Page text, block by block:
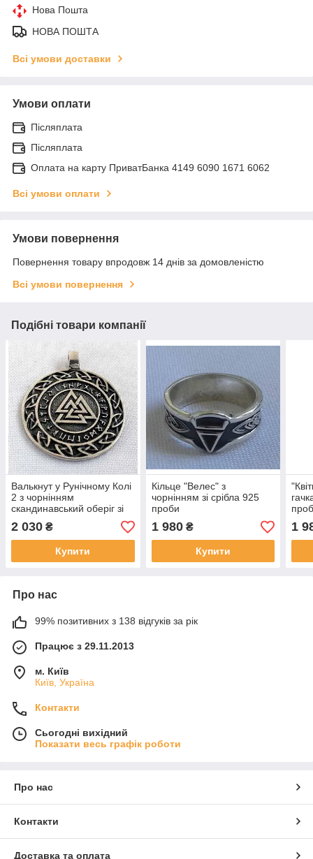
Нова Пошта
НОВА ПОШТА
Всі умови доставки
Умови оплати
Післяплата
Післяплата
Оплата на карту ПриватБанка 4149 6090 1671 6062
Всі умови оплати
Умови повернення
Повернення товару впродовж 14 днів за домовленістю
Всі умови повернення
Подібні товари компанії
Валькнут у Рунічному Колі
2 з чорнінням
скандинавський оберіг зі
срібла 925 проби
2 030 ₴
Купити
Кільце "Велес" з
чорнінням зі срібла 925
проби
1 980₴
Купити
1
Про нас
99% позитивних з 138 відгуків за рік
Працює з 29.11.2013
м. Київ
Київ, Україна
Контакти
Сьогодні вихідний
Показати весь графік роботи
Про нас
Контакти
Доставка та оплата